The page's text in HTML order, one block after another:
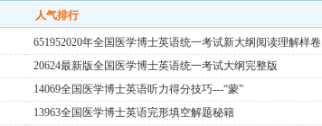
人气排行
651952020年全国医学博士英语统一考试新大纲阅读理解样卷
20624最新版全国医学博士英语统一考试大纲完整版
14069全国医学博士英语听力得分技巧---“蒙”
13963全国医学博士英语完形填空解题秘籍